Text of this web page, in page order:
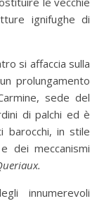
ignifughe di
si affaccia sulla
prolungamento
sede del
di palchi ed è
barocchi, in stile
dei meccanismi
innumerevoli